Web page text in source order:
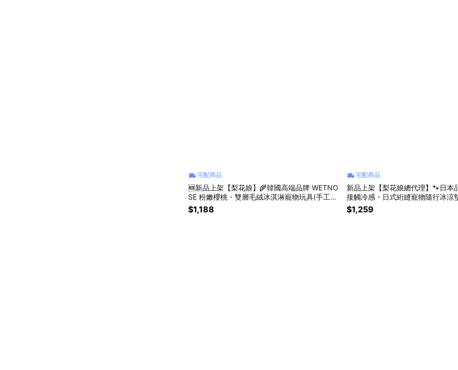
宅配商品
🆕新品上架【梨花娘】🌾韓國高端品牌 WETNO
SE 粉嫩櫻桃・雙層毛絨冰淇淋寵物玩具(手工製
作，等待期約10~15天)
$1,188
宅配商品
新品上架【梨花娘總代理】🐾日本
接觸冷感・日式絎縫寵物隨行冰涼
$1,259